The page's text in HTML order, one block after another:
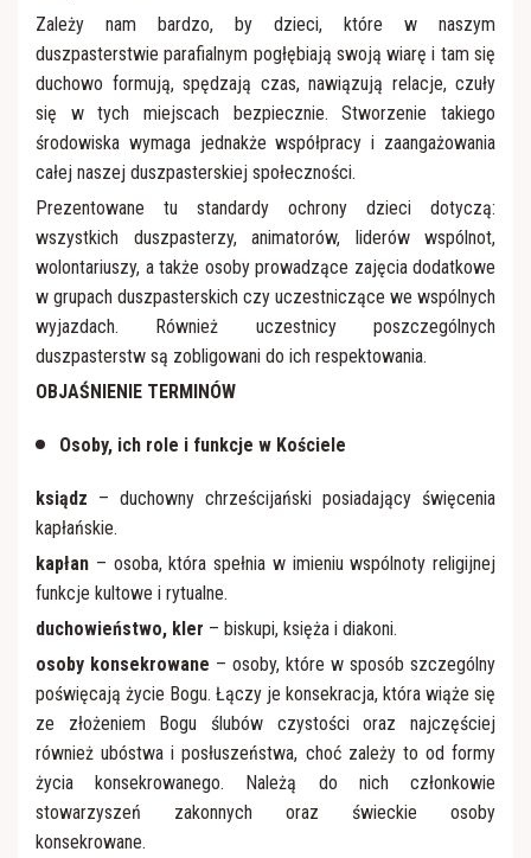
Zależy nam bardzo, by dzieci, które w naszym
duszpasterstwie parafialnym pogłębiają swoją wiarę i tam się
duchowo formują, spędzają czas, nawiązują relacje, czuły
się w tych miejscach bezpiecznie. Stworzenie takiego
środowiska wymaga jednakże współpracy i zaangażowania
całej naszej duszpasterskiej społeczności.
Prezentowane tu standardy ochrony dzieci dotyczą:
wszystkich duszpasterzy, animatorów, liderów wspólnot,
wolontariuszy, a także osoby prowadzące zajęcia dodatkowe
w grupach duszpasterskich czy uczestniczące we wspólnych
wyjazdach. Również uczestnicy poszczególnych
duszpasterstw są zobligowani do ich respektowania.
OBJAŚNIENIE TERMINÓW
Osoby, ich role i funkcje w Kościele
ksiądz – duchowny chrześcijański posiadający święcenia
kapłańskie.
kapłan – osoba, która spełnia w imieniu wspólnoty religijnej
funkcje kultowe i rytualne.
duchowieństwo, kler – biskupi, księża i diakoni.
osoby konsekrowane – osoby, które w sposób szczególny
poświęcają życie Bogu. Łączy je konsekracja, która wiąże się
ze złożeniem Bogu ślubów czystości oraz najczęściej
również ubóstwa i posłuszeństwa, choć zależy to od formy
życia konsekrowanego. Należą do nich członkowie
stowarzyszeń zakonnych oraz świeckie osoby
konsekrowane.